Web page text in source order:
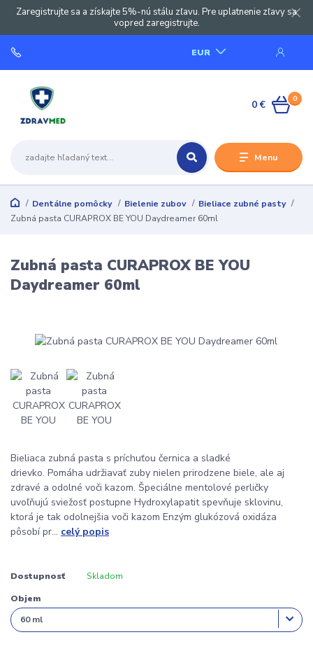
Zaregistrujte sa a získajte 5%-nú stálu zľavu. Pre uplatnenie zľavy sa
vopred zaregistrujte.
Menu
EUR
0
0 €
Dentálne pomôcky Bielenie zubov
Bieliace zubné pasty
Zubná pasta CURAPROX BE YOU Daydreamer 60ml
Zubná pasta CURAPROX BE YOU
Daydreamer 60ml
Bieliaca zubná pasta s príchuťou černica a sladké
drievko. Pomáha udržiavať zuby nielen prirodzene biele, ale aj
zdravé a odolné voči kazom. Špeciálne mentolové perličky
uvoľňujú sviežosť postupne Hydroxylapatit spevňuje sklovinu,
ktorá je tak odolnejšia voči kazom Enzým glukózová oxidáza
pôsobí pr... celý popis
Dostupnosť Skladom
Objem